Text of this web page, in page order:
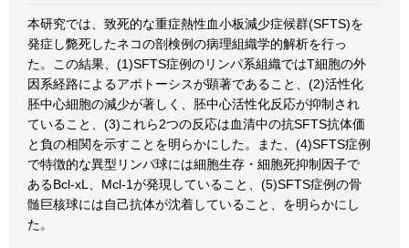
本研究では、致死的な重症熱性血小板減少症候群(SFTS)を
発症し斃死したネコの剖検例の病理組織学的解析を行っ
た。この結果、(1)SFTS症例のリンパ系組織ではT細胞の外
因系経路によるアポトーシスが顕著であること、(2)活性化
胚中心細胞の減少が著しく、胚中心活性化反応が抑制され
ていること、(3)これら2つの反応は血清中の抗SFTS抗体価
と負の相関を示すことを明らかにした。また、(4)SFTS症例
で特徴的な異型リンパ球には細胞生存・細胞死抑制因子で
あるBcl-xL、Mcl-1が発現していること、(5)SFTS症例の骨
髄巨核球には自己抗体が沈着していること、を明らかにし
た。